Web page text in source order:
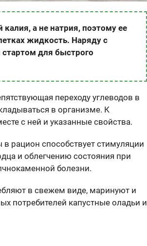
а не натрия, поэтому ее
жидкость. Наряду с
для быстрого
переходу углеводов в
в организме. К
с ней и указанные свойства.
рацион способствует стимуляции
и облегчению состояния при
болезни.
в свежем виде, маринуют и
потребителей капустные оладьи и